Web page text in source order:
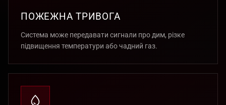
ПОЖЕЖНА ТРИВОГА
Система може передавати сигнали про дим, різке
підвищення температури або чадний газ.